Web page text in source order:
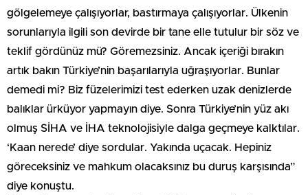
gölgelemeye çalışıyorlar, bastırmaya çalışıyorlar. Ülkenin
sorunlarıyla ilgili son devirde bir tane elle tutulur bir söz ve
teklif gördünüz mü? Göremezsiniz. Ancak içeriği bırakın
artık bakın Türkiye’nin başarılarıyla uğraşıyorlar. Bunlar
demedi mi? Biz füzelerimizi test ederken uzak denizlerde
balıklar ürküyor yapmayın diye. Sonra Türkiye’nin yüz akı
olmuş SİHA ve İHA teknolojisiyle dalga geçmeye kalktılar.
‘Kaan nerede’ diye sordular. Yakında uçacak. Hepiniz
göreceksiniz ve mahkum olacaksınız bu duruş karşısında”
diye konuştu.